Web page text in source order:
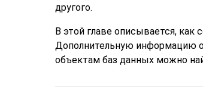
другого.
В этой главе описывается, как
Дополнительную информацию
объектам баз данных можно